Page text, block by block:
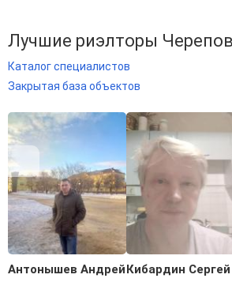
Лучшие риэлторы
Каталог специалистов
Закрытая база объектов
Антонышев АндрейКибардин Сергей